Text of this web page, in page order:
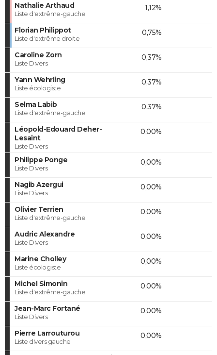
Nathalie Arthaud
Liste d'extrême-gauche
1,12%
Florian Philippot
Liste d'extrême droite
0,75%
Caroline Zorn
Liste Divers
0,37%
Yann Wehrling
Liste écologiste
0,37%
Selma Labib
Liste d'extrême-gauche
0,37%
Léopold-Edouard Deher-
Lesaint
Liste Divers
0,00%
Philippe Ponge
Liste Divers
0,00%
Nagib Azergui
Liste Divers
0,00%
Olivier Terrien
Liste d'extrême-gauche
0,00%
Audric Alexandre
Liste Divers
0,00%
Marine Cholley
Liste écologiste
0,00%
Michel Simonin
Liste d'extrême-gauche
0,00%
Jean-Marc Fortané
Liste Divers
0,00%
Pierre Larrouturou
Liste divers gauche
0,00%